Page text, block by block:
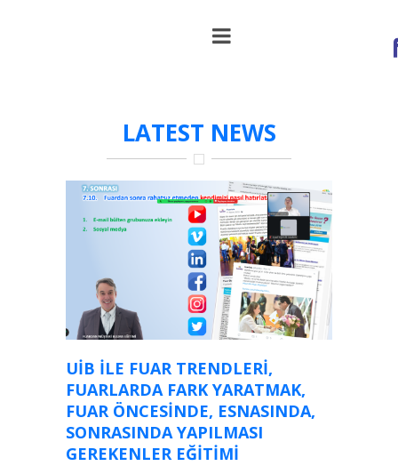
LATEST NEWS
UİB ILE FUAR TRENDLERI,
FUARLARDA FARK YARATMAK,
FUAR ÖNCESINDE, ESNASINDA,
SONRASINDA YAPILMASI
GEREKENLER EĞITIMI